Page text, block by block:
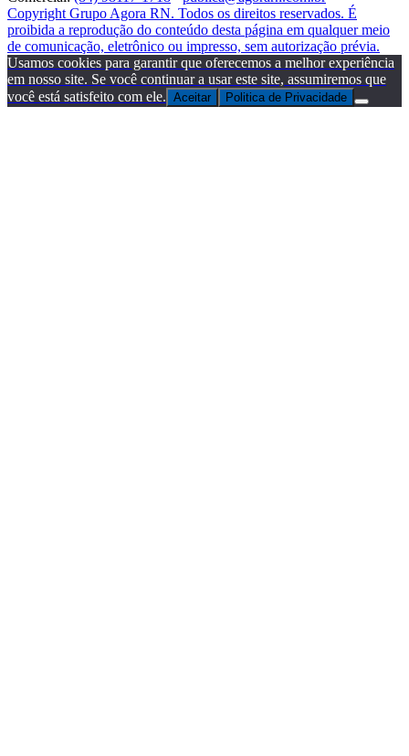
Copyright Grupo Agora RN. Todos os direitos reservados. É
proibida a reprodução do conteúdo desta página em qualquer meio
de comunicação, eletrônico ou impresso, sem autorização prévia.
Usamos cookies para garantir que oferecemos a melhor experiência
em nosso site. Se você continuar a usar este site, assumiremos que
você está satisfeito com ele. Aceitar Politica de Privacidade